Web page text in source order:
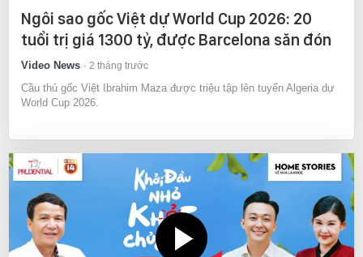
Ngôi sao gốc Việt dự World Cup 2026: 20
tuổi trị giá 1300 tỷ, được Barcelona săn đón
Video News 2 tháng trước
Cầu thủ gốc Việt Ibrahim Maza được triệu tập lên tuyển Algeria dự
World Cup 2026.